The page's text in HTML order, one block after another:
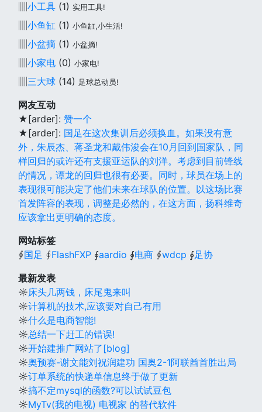
小工具 (1) 实用工具!
小鱼缸 (1) 小鱼缸,小生活!
小盆摘 (1) 小盆摘!
小家电 (0) 小家电!
三大球 (14) 足球总动员!
网友互动
★[arder]: 赞一个
★[arder]: 国足在这次集训后必须换血。如果没有意
外，朱辰杰、蒋圣龙和戴伟浚会在10月回到国家队，同
样回归的或许还有支援亚运队的刘洋。考虑到目前锋线
的情况，谭龙的回归也很有必要。同时，球员在场上的
表现很可能决定了他们未来在球队的位置。以这场比赛
首发阵容的表现，调整是必然的，在这方面，扬科维奇
应该拿出更明确的态度。
网站标签
∮国足 ∮FlashFXP ∮aardio ∮电商 ∮wdcp ∮足协
最新发表
☼床头几两钱，床尾鬼来叫
☼计算机的技术,应该要对自己有用
☼什么是电商智能!
☼总结一下赶工的错误!
☼开始建推广网站了[blog]
☼奥预赛-谢文能刘祝润建功 国奥2-1阿联酋首胜出局
☼订单系统的快递单信息终于做了更新
☼搞不定mysql的函数?可以试试豆包
☼MyTv(我的电视) 电视家 的替代软件